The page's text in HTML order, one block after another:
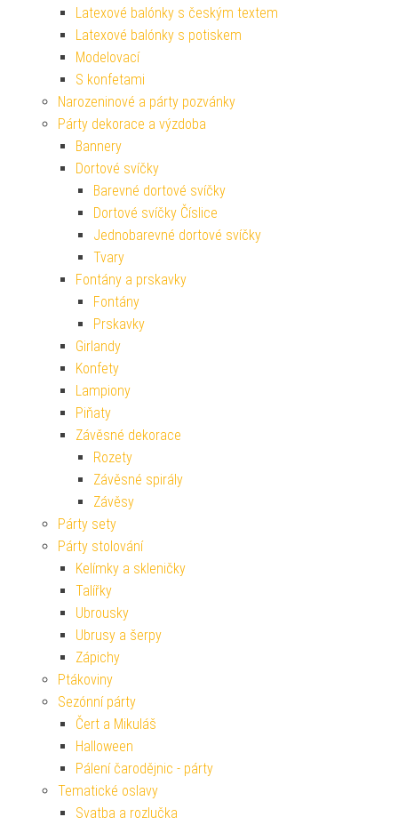
Latexové balónky s českým textem
Latexové balónky s potiskem
Modelovací
S konfetami
Narozeninové a párty pozvánky
Párty dekorace a výzdoba
Bannery
Dortové svíčky
Barevné dortové svíčky
Dortové svíčky Číslice
Jednobarevné dortové svíčky
Tvary
Fontány a prskavky
Fontány
Prskavky
Girlandy
Konfety
Lampiony
Piňaty
Závěsné dekorace
Rozety
Závěsné spirály
Závěsy
Párty sety
Párty stolování
Kelímky a skleničky
Talířky
Ubrousky
Ubrusy a šerpy
Zápichy
Ptákoviny
Sezónní párty
Čert a Mikuláš
Halloween
Pálení čarodějnic - párty
Tematické oslavy
Svatba a rozlučka